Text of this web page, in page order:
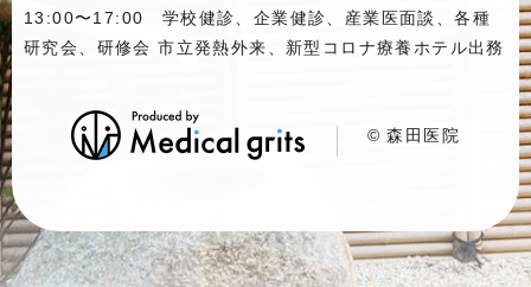
13:00〜17:00 学校健診、企業健診、産業医面談、各種
研究会、研修会 市立発熱外来、新型コロナ療養ホテル出務
© 森田医院